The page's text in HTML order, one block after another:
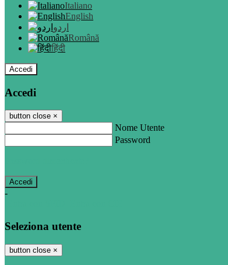
Italiano
English
اردو
Română
हिंदी
Accedi
Accedi
button close ×
Nome Utente
Password
-
Seleziona utente
button close ×